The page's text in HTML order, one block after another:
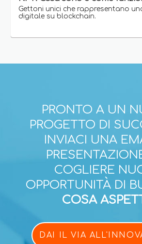
Gettoni unici che rappresentano
digitale su blockchain.
PRONTO A UN
PROGETTO DI
INVIACI UNA
COGLIERE
OPPORTUNITÀ DI
COSA
DAI IL VIA